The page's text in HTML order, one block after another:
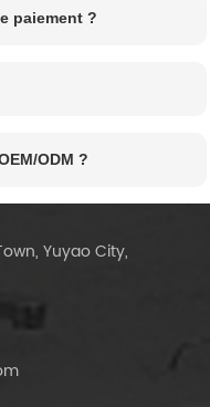
paiement ?
ODM ?
Yuyao City,